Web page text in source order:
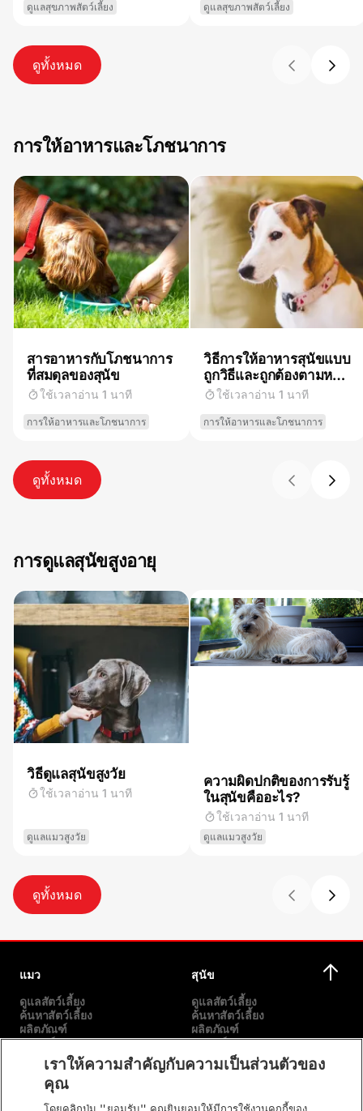
ดูแลสุขภาพสัตว์เลี้ยง ดูแลสุขภาพสัตว์เลี้ยง
ดูทั้งหมด
การให้อาหารและโภชนาการ
สารอาหารกับโภชนาการ
ที่สมดุลของสุนัข
ใช้เวลาอ่าน 1 นาที
การให้อาหารและโภชนาการ
วิธีการให้อาหารสุนัขแบบ
ถูกวิธีและถูกต้องตามหลัก
โภชนาการ ต้องทำ
ใช้เวลาอ่าน 1 นาที
การให้อาหารและโภชนาการ
ดูทั้งหมด
การดูแลสุนัขสูงอายุ
วิธีดูแลสุนัขสูงวัย
ใช้เวลาอ่าน 1 นาที
ดูแลแมวสูงวัย
ความผิดปกติของการรับรู้
ในสุนัขคืออะไร?
ใช้เวลาอ่าน 1 นาที
ดูแลแมวสูงวัย
ดูทั้งหมด
แมว
ดูแลสัตว์เลี้ยง
ค้นหาสัตว์เลี้ยง
ผลิตภัณฑ์
แบรนด์ของเรา
สุนัข
ดูแลสัตว์เลี้ยง
ค้นหาสัตว์เลี้ยง
ผลิตภัณฑ์
แบรนด์ของเรา
เกี่ยวกับเรา
เราให้ความสำคัญกับความเป็นส่วนตัวของ
คุณ